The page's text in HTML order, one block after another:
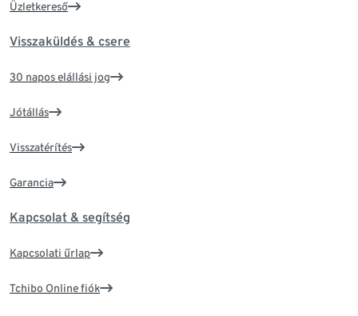
Üzletkereső
Visszaküldés & csere
30 napos elállási jog
Jótállás
Visszatérítés
Garancia
Kapcsolat & segítség
Kapcsolati űrlap
Tchibo Online fiók